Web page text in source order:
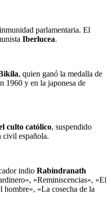
parlamentaria. El
Iberlucea.
, quien ganó la medalla de
1960 y en la japonesa de
culto católico, suspendido
civil española.
indio Rabindranath
«Reminiscencias», «El
«La cosecha de la